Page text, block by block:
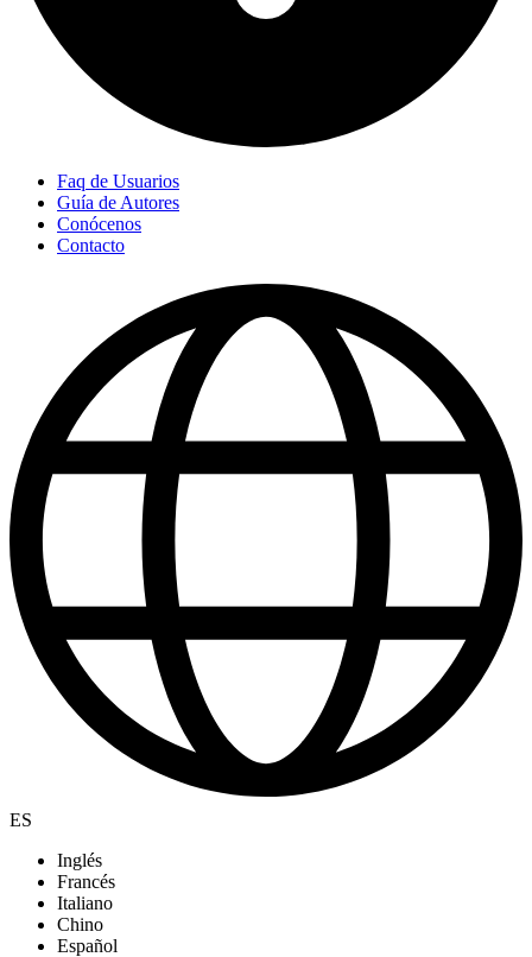
Faq de Usuarios
Guía de Autores
Conócenos
Contacto
ES
Inglés
Francés
Italiano
Chino
Español